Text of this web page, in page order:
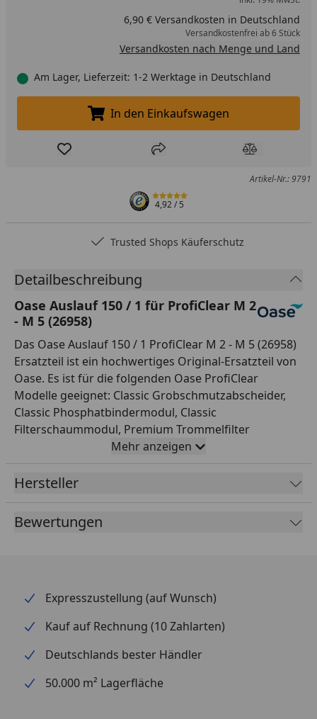
6,90 € Versandkosten in Deutschland
Versandkostenfrei ab 6 Stück
Versandkosten nach Menge und Land
Am Lager, Lieferzeit: 1-2 Werktage in Deutschland
In den Einkaufswagen legen
In den Einkaufswagen
Produkt zur Wunschliste hinzufügen
Teilen Produkt
Artikel-Nr.: 9791
4,92/ 5
Trusted Shops Käuferschutz
Detailbeschreibung
Oase Auslauf 150 / 1 für ProfiClear M 2
- M 5 (26958)
Das Oase Auslauf 150 / 1 ProfiClear M 2 - M 5 (26958)
Ersatzteil ist ein hochwertiges Original-Ersatzteil von
Oase. Es ist für die folgenden Oase ProfiClear
Modelle geeignet: Classic Grobschmutzabscheider,
Classic Phosphatbindermodul, Classic
Filterschaummodul, Premium Trommelfilter
gepumpt, Premium Moving Bed Modul L, Premium
Trommelfilter TF-L gepumpt EGC, Premium
Trommelfilter TF-L Gravitation EGC und Premium
perfekte Werkzeug für alle Ihre Teichbedürfnisse.
Mehr anzeigen
Hersteller
Bewertungen
Expresszustellung (auf Wunsch)
Kauf auf Rechnung (10 Zahlarten)
Deutschlands bester Händler
50.000 m² Lagerfläche